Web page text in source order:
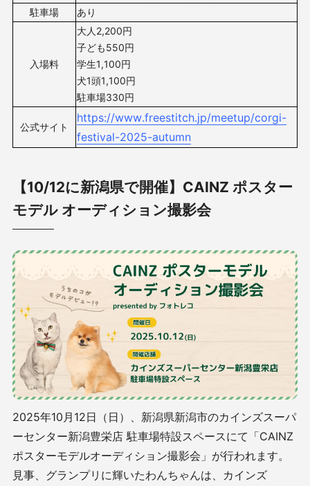
駐車場
あり
入場料
大人2,200円
子ども550円
学生1,100円
犬1頭1,100円
駐車場330円
公式サイト
https://www.freestitch.jp/meetup/corgi-
festival-2025-autumn
【10/12に新潟県で開催】CAINZ ポスター
モデル オーディション撮影会
2025年10月12日（日）、新潟県新潟市のカインズスーパ
ーセンター新潟豊栄店 駐車場特設スペースにて「CAINZ
ポスターモデルオーディション撮影会」が行われます。
見事、グランプリに輝いたわんちゃんは、カインズ